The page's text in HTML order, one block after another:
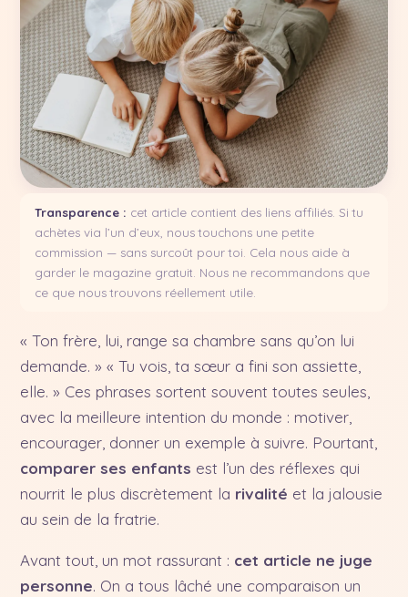
Transparence : cet article contient des liens affiliés. Si tu
achètes via l’un d’eux, nous touchons une petite
commission — sans surcoût pour toi. Cela nous aide à
garder le magazine gratuit. Nous ne recommandons que
ce que nous trouvons réellement utile.
« Ton frère, lui, range sa chambre sans qu’on lui
demande. » « Tu vois, ta sœur a fini son assiette,
elle. » Ces phrases sortent souvent toutes seules,
avec la meilleure intention du monde : motiver,
encourager, donner un exemple à suivre. Pourtant,
comparer ses enfants est l’un des réflexes qui
nourrit le plus discrètement la rivalité et la jalousie
au sein de la fratrie.
Avant tout, un mot rassurant : cet article ne juge
personne. On a tous lâché une comparaison un